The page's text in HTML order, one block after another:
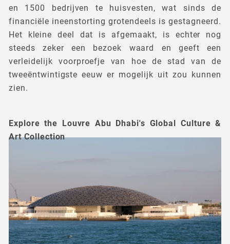
en 1500 bedrijven te huisvesten, wat sinds de
financiële ineenstorting grotendeels is gestagneerd.
Het kleine deel dat is afgemaakt, is echter nog
steeds zeker een bezoek waard en geeft een
verleidelijk voorproefje van hoe de stad van de
tweeëntwintigste eeuw er mogelijk uit zou kunnen
zien.
Explore the Louvre Abu Dhabi's Global Culture &
Art Collection